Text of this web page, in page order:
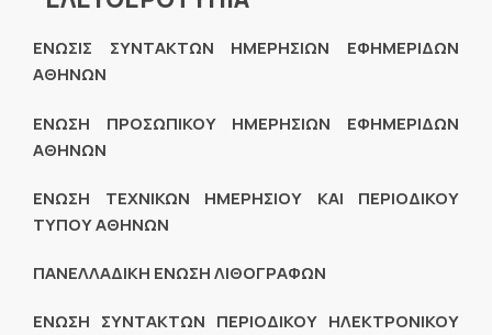
ΕΝΩΣΙΣ ΣΥΝΤΑΚΤΩΝ ΗΜΕΡΗΣΙΩΝ ΕΦΗΜΕΡΙΔΩΝ
ΑΘΗΝΩΝ
ΕΝΩΣΗ ΠΡΟΣΩΠΙΚΟΥ ΗΜΕΡΗΣΙΩΝ ΕΦΗΜΕΡΙΔΩΝ
ΑΘΗΝΩΝ
ΕΝΩΣΗ ΤΕΧΝΙΚΩΝ ΗΜΕΡΗΣΙΟΥ ΚΑΙ ΠΕΡΙΟΔΙΚΟΥ
ΤΥΠΟΥ ΑΘΗΝΩΝ
ΠΑΝΕΛΛΑΔΙΚΗ ΕΝΩΣΗ ΛΙΘΟΓΡΑΦΩΝ
ΕΝΩΣΗ ΣΥΝΤΑΚΤΩΝ ΠΕΡΙΟΔΙΚΟΥ ΗΛΕΚΤΡΟΝΙΚΟΥ